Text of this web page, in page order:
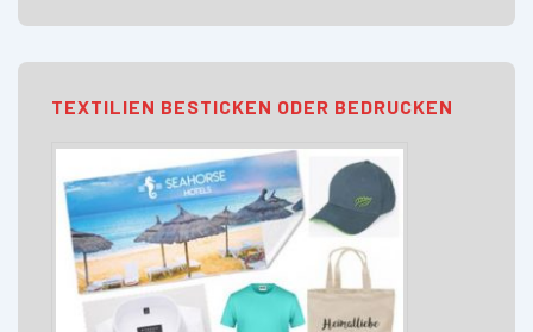
TEXTILIEN BESTICKEN ODER BEDRUCKEN